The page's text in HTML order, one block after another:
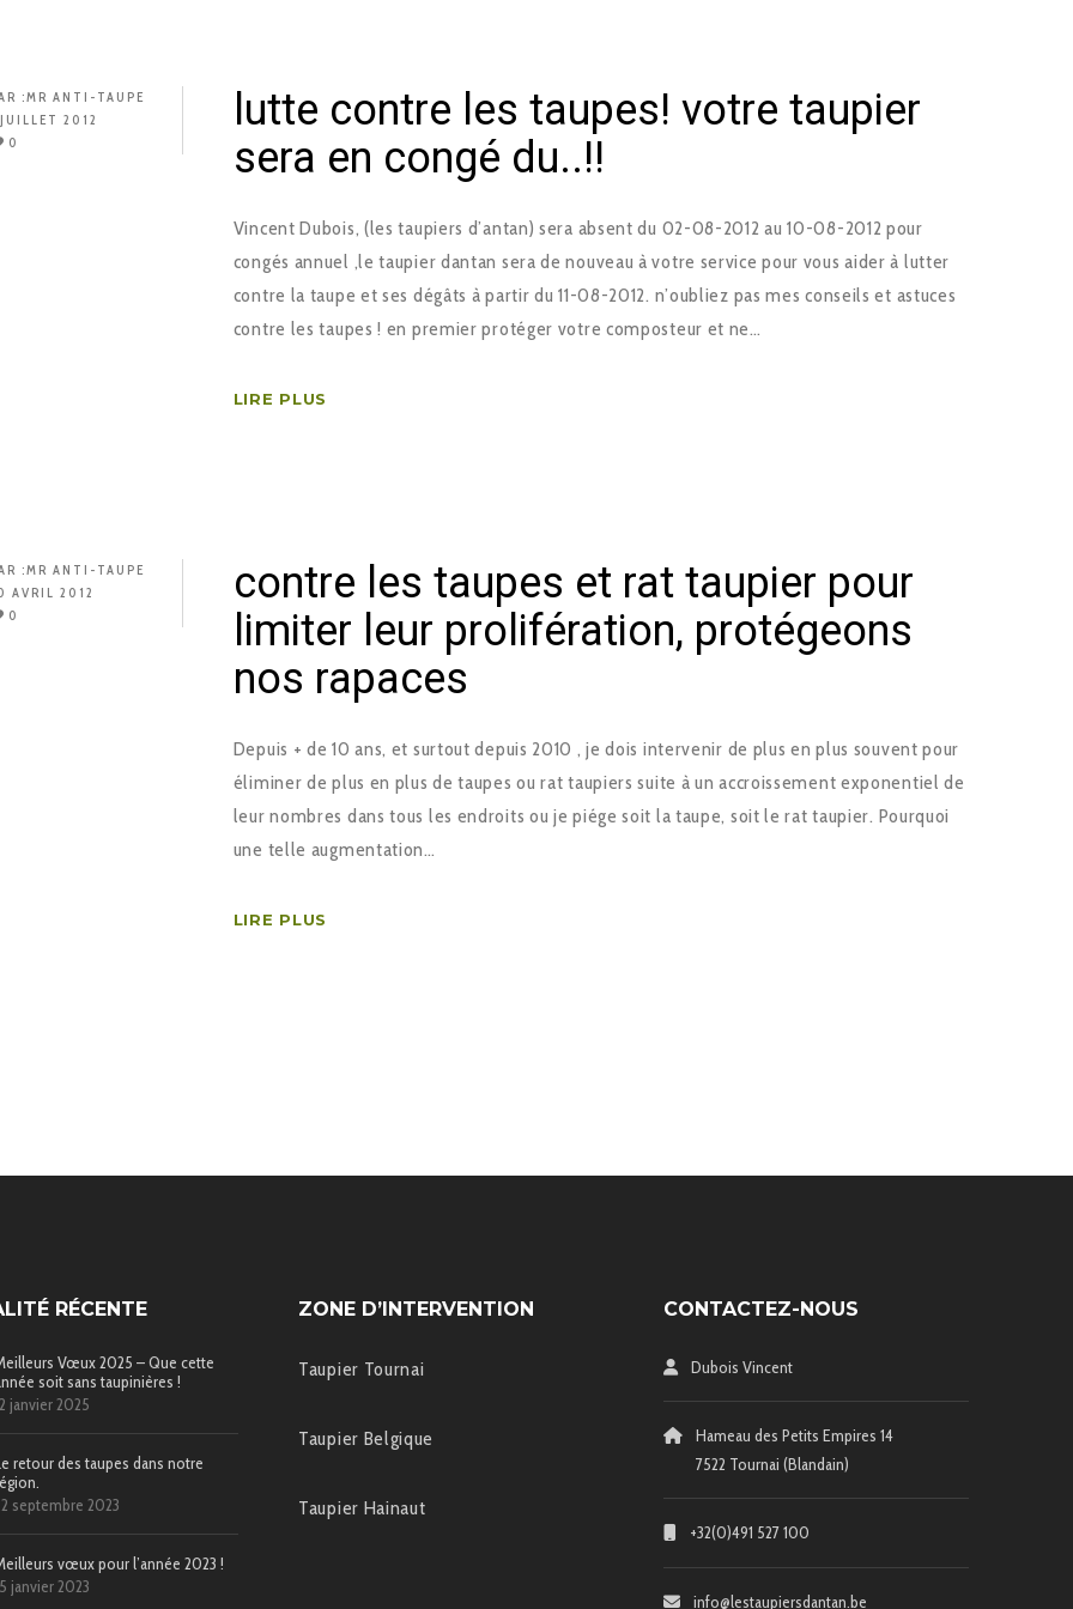
:MR ANTI-TAUPE
2012
0
lutte contre les taupes! votre taupier
sera en congé du..!!
Vincent Dubois, (les taupiers d’antan) sera absent du 02-08-2012 au 10-08-2012 pour
congés annuel ,le taupier dantan sera de nouveau à votre service pour vous aider à lutter
contre la taupe et ses dégâts à partir du 11-08-2012. n’oubliez pas mes conseils et astuces
contre les taupes ! en premier protéger votre composteur et ne…
LIRE PLUS
:MR ANTI-TAUPE
AVRIL 2012
0
contre les taupes et rat taupier pour
limiter leur prolifération, protégeons
nos rapaces
Depuis + de 10 ans, et surtout depuis 2010 , je dois intervenir de plus en plus souvent pour
éliminer de plus en plus de taupes ou rat taupiers suite à un accroissement exponentiel de
leur nombres dans tous les endroits ou je piége soit la taupe, soit le rat taupier. Pourquoi
une telle augmentation…
LIRE PLUS
RÉCENTE
Vœux 2025 – Que cette
soit sans taupinières !
janvier 2025
retour des taupes dans notre
septembre 2023
vœux pour l’année 2023 !
janvier 2023
ZONE D’INTERVENTION
Taupier Tournai
Taupier Belgique
Taupier Hainaut
CONTACTEZ-NOUS
Dubois Vincent
Hameau des Petits Empires 14
7522 Tournai (Blandain)
+32(0)491 527 100
info@lestaupiersdantan.be